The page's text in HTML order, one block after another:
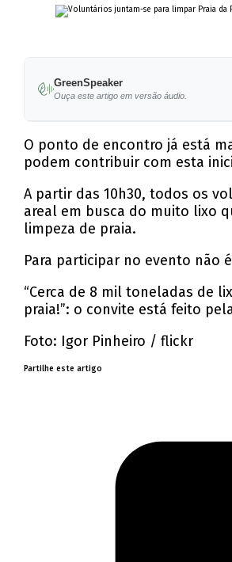
GreenSpeaker
Ouça este artigo em versão áudio.
O ponto de encontro já está
podem contribuir com esta
A partir das 10h30, todos os
areal em busca do muito lixo
limpeza de praia.
Para participar no evento não
“Cerca de 8 mil toneladas de
praia!”: o convite está feito
Foto: Igor Pinheiro / flickr
Partilhe este artigo